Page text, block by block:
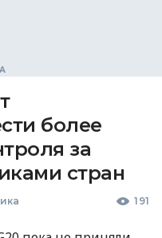
более
за
стран
191